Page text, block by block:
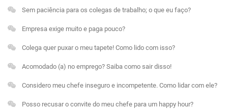
Sem paciência para os colegas de trabalho; o que eu faço?
Empresa exige muito e paga pouco?
Colega quer puxar o meu tapete! Como lido com isso?
Acomodado (a) no emprego? Saiba como sair disso!
Considero meu chefe inseguro e incompetente. Como lidar com ele?
Posso recusar o convite do meu chefe para um happy hour?